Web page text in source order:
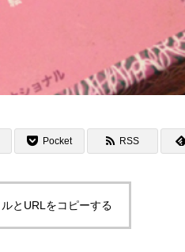
9周年あ
Pocket RSS
とURLをコピーする